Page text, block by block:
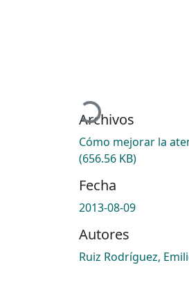
Cargando...
Archivos
Cómo mejorar la
(656.56 KB)
Fecha
2013-08-09
Autores
Ruiz Rodríguez,